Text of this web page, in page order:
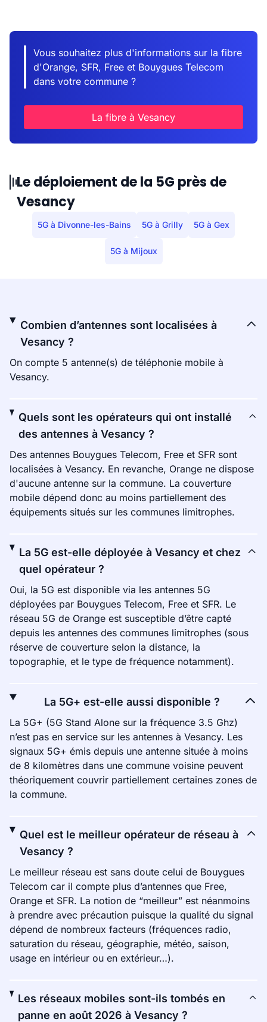
Vous souhaitez plus d'informations sur la fibre
d'Orange, SFR, Free et Bouygues Telecom
dans votre commune ?
La fibre à Vesancy
Le déploiement de la 5G près de
Vesancy
5G à Divonne-les-Bains 5G à Grilly 5G à Gex
5G à Mijoux
Combien d’antennes sont localisées à
Vesancy ?
On compte 5 antenne(s) de téléphonie mobile à
Vesancy.
Quels sont les opérateurs qui ont installé
des antennes à Vesancy ?
Des antennes Bouygues Telecom, Free et SFR sont
localisées à Vesancy. En revanche, Orange ne dispose
d'aucune antenne sur la commune. La couverture
mobile dépend donc au moins partiellement des
équipements situés sur les communes limitrophes.
La 5G est-elle déployée à Vesancy et chez
quel opérateur ?
Oui, la 5G est disponible via les antennes 5G
déployées par Bouygues Telecom, Free et SFR. Le
réseau 5G de Orange est susceptible d’être capté
depuis les antennes des communes limitrophes (sous
réserve de couverture selon la distance, la
topographie, et le type de fréquence notamment).
La 5G+ est-elle aussi disponible ?
La 5G+ (5G Stand Alone sur la fréquence 3.5 Ghz)
n’est pas en service sur les antennes à Vesancy. Les
signaux 5G+ émis depuis une antenne située à moins
de 8 kilomètres dans une commune voisine peuvent
théoriquement couvrir partiellement certaines zones de
la commune.
Quel est le meilleur opérateur de réseau à
Vesancy ?
Le meilleur réseau est sans doute celui de Bouygues
Telecom car il compte plus d’antennes que Free,
Orange et SFR. La notion de “meilleur” est néanmoins
à prendre avec précaution puisque la qualité du signal
dépend de nombreux facteurs (fréquences radio,
saturation du réseau, géographie, météo, saison,
usage en intérieur ou en extérieur…).
Les réseaux mobiles sont-ils tombés en
panne en août 2026 à Vesancy ?